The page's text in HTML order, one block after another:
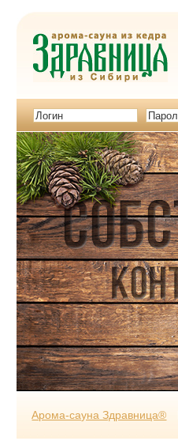
Арома-сауна Здравница®